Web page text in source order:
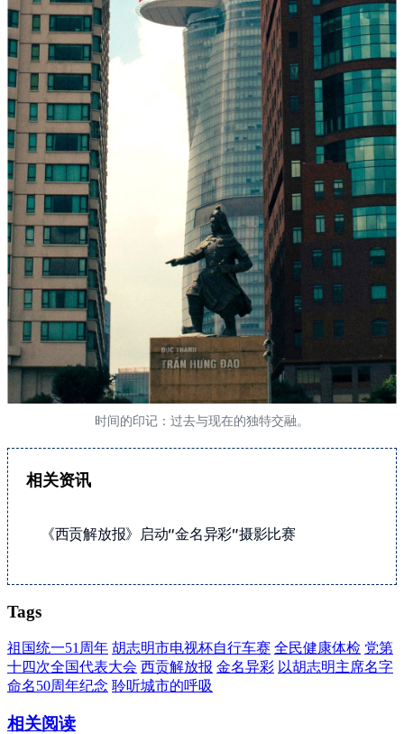
时间的印记：过去与现在的独特交融。
相关资讯
《西贡解放报》启动“金名异彩”摄影比赛
Tags
祖国统一51周年 胡志明市电视杯自行车赛 全民健康体检 党第
十四次全国代表大会 西贡解放报 金名异彩 以胡志明主席名字
命名50周年纪念 聆听城市的呼吸
相关阅读